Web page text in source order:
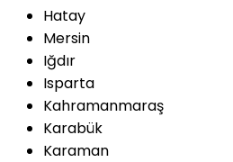
Hatay
Mersin
Iğdır
Isparta
Kahramanmaraş
Karabük
Karaman